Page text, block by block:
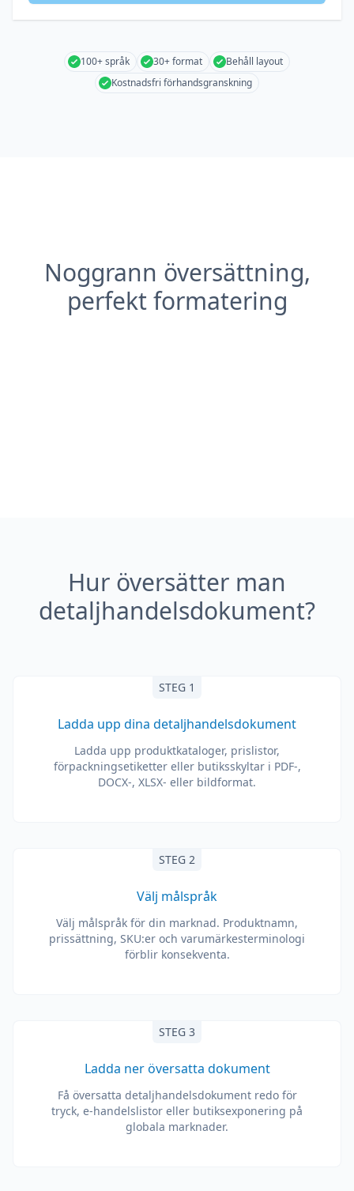
100+ språk 30+ format
Behåll layout
Kostnadsfri förhandsgranskning
Noggrann översättning,
perfekt formatering
Hur översätter man
detaljhandelsdokument?
STEG 1
Ladda upp dina detaljhandelsdokument
Ladda upp produktkataloger, prislistor,
förpackningsetiketter eller butiksskyltar i PDF-,
DOCX-, XLSX- eller bildformat.
STEG 2
Välj målspråk
Välj målspråk för din marknad. Produktnamn,
prissättning, SKU:er och varumärkesterminologi
förblir konsekventa.
STEG 3
Ladda ner översatta dokument
Få översatta detaljhandelsdokument redo för
tryck, e-handelslistor eller butiksexponering på
globala marknader.